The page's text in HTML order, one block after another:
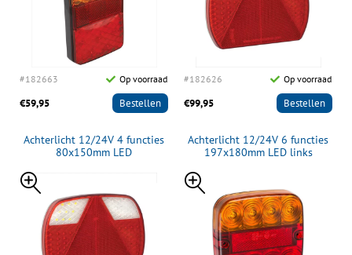
#182663 Op voorraad
€59,95 Bestellen
Achterlicht 12/24V 4 functies
80x150mm LED
#182626 Op voorraad
€99,95 Bestellen
Achterlicht 12/24V 6 functies
197x180mm LED links